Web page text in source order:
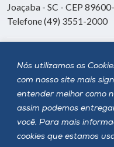
Nós utilizamos os
com nosso site mais
entender melhor como
assim podemos
você. Para mais
cookies que estamos
Joaçaba - SC - CEP
Telefone (49) 3551-2000
Siga a Unoesc